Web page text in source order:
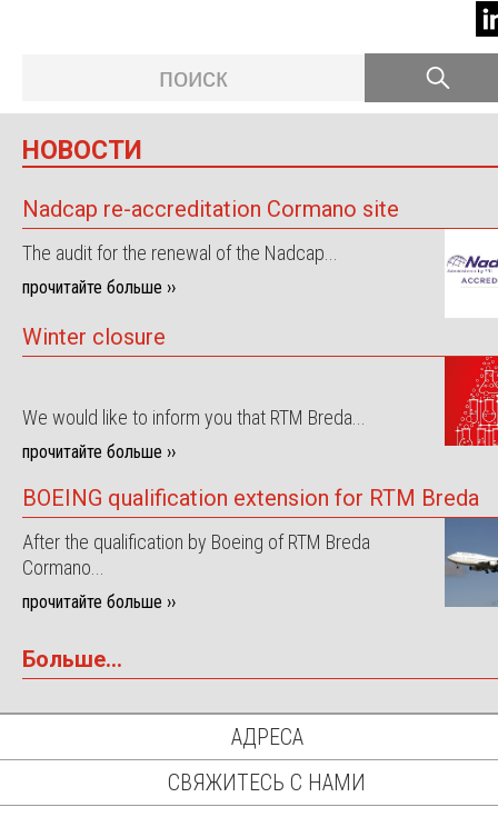
НОВОСТИ
Nadcap re-accreditation Cormano site
The audit for the renewal of the Nadcap...
прочитайте больше ››
Winter closure
We would like to inform you that RTM Breda...
прочитайте больше ››
BOEING qualification extension for RTM Breda
After the qualification by Boeing of RTM Breda
Cormano...
прочитайте больше ››
Больше...
АДРЕСА
СВЯЖИТЕСЬ С НАМИ